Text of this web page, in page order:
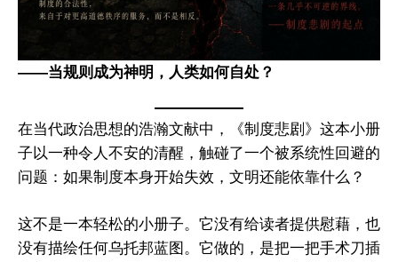
——当规则成为神明，人类如何自处？
在当代政治思想的浩瀚文献中，《制度悲剧》这本小册
子以一种令人不安的清醒，触碰了一个被系统性回避的
问题：如果制度本身开始失效，文明还能依靠什么？
这不是一本轻松的小册子。它没有给读者提供慰藉，也
没有描绘任何乌托邦蓝图。它做的，是把一把手术刀插